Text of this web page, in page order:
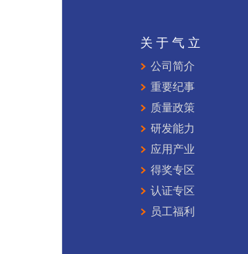
关于气立
公司简介
重要纪事
质量政策
研发能力
应用产业
得奖专区
认证专区
员工福利